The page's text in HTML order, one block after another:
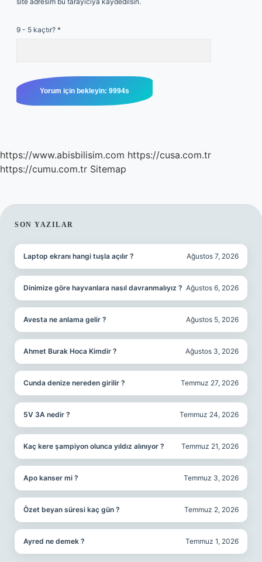
9 - 5 kaçtır? *
https://www.abisbilisim.com https://cusa.com.tr
https://cumu.com.tr Sitemap
SIDEBAR
SON YAZILAR
Laptop ekranı hangi tuşla açılır ? Ağustos 7, 2026
Dinimize göre hayvanlara nasıl davranmalıyız ? Ağustos 6, 2026
Avesta ne anlama gelir ? Ağustos 5, 2026
Ahmet Burak Hoca Kimdir ? Ağustos 3, 2026
Cunda denize nereden girilir ? Temmuz 27, 2026
5V 3A nedir ? Temmuz 24, 2026
Kaç kere şampiyon olunca yıldız alınıyor ? Temmuz 21, 2026
Apo kanser mi ? Temmuz 3, 2026
Özet beyan süresi kaç gün ? Temmuz 2, 2026
Ayred ne demek ? Temmuz 1, 2026